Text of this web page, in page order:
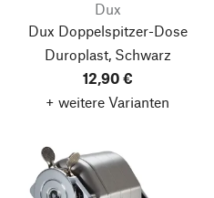
Dux
Dux Doppelspitzer-Dose
Duroplast, Schwarz
12,90 €
+ weitere Varianten